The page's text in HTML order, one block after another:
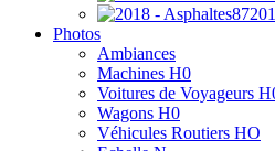
Photos
Ambiances
Machines H0
Voitures de Voyageurs
Wagons H0
Véhicules Routiers HO